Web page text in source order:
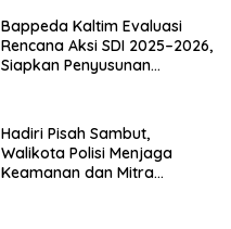
Bappeda Kaltim Evaluasi
Rencana Aksi SDI 2025–2026,
Siapkan Penyusunan
Hadiri Pisah Sambut,
Walikota Polisi Menjaga
Keamanan dan Mitra